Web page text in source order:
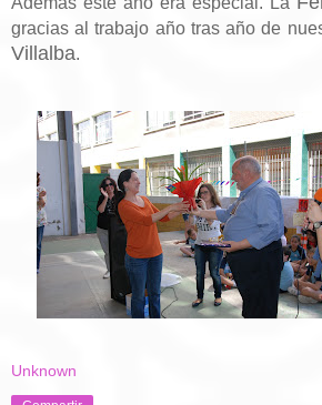
gracias al trabajo año tras año de
Villalba.
Unknown